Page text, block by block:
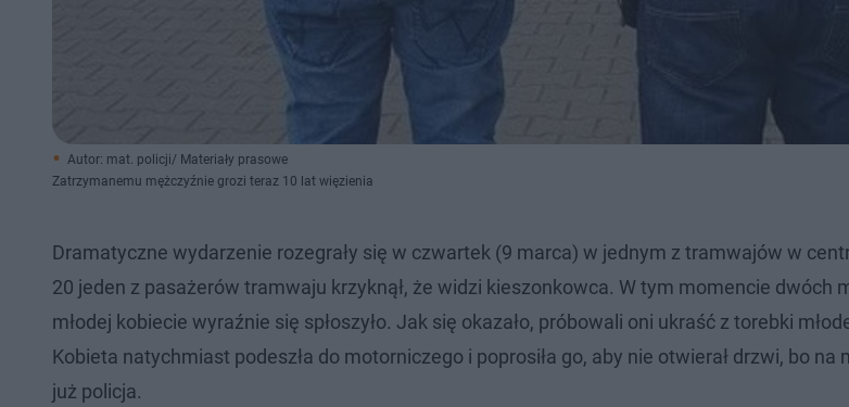
Autor: mat. policji/ Materiały prasowe
Zatrzymanemu mężczyźnie grozi teraz 10 lat więzienia
Dramatyczne wydarzenie rozegrały się w czwartek (9 marca) w jednym z tramwajów w
20 jeden z pasażerów tramwaju krzyknął, że widzi kieszonkowca. W tym momencie dwóch
młodej kobiecie wyraźnie się spłoszyło. Jak się okazało, próbowali oni ukraść z torebki
Kobieta natychmiast podeszła do motorniczego i poprosiła go, aby nie otwierał drzwi, bo na
już policja.